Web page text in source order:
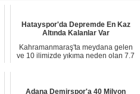
Hatayspor'da Depremde En Kaz
Altında Kalanlar Var
Kahramanmaraş'ta meydana gelen
ve 10 ilimizde yıkıma neden olan 7.7
Adana Demirspor'a 40 Milyon